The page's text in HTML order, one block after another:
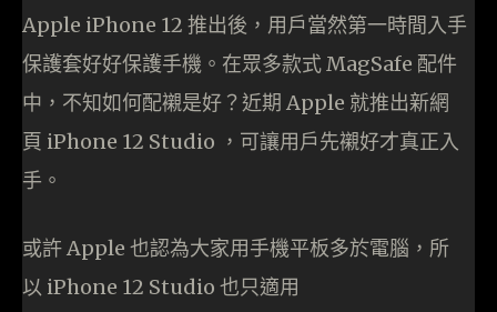
Apple iPhone 12 推出後，用戶當然第一時間入手
保護套好好保護手機。在眾多款式 MagSafe 配件
中，不知如何配襯是好？近期 Apple 就推出新網
頁 iPhone 12 Studio ，可讓用戶先襯好才真正入
手。
或許 Apple 也認為大家用手機平板多於電腦，所
以 iPhone 12 Studio 也只適用